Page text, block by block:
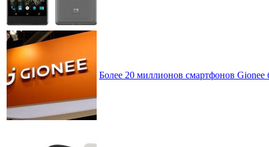
Более 20 миллионов смартфонов